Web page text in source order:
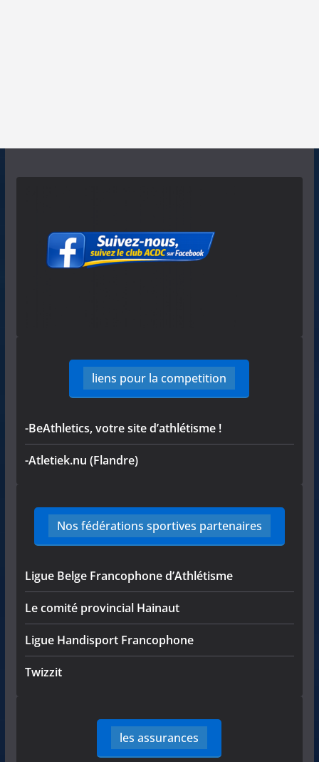
liens pour la competition
-BeAthletics, votre site d’athlétisme !
-Atletiek.nu (Flandre)
Nos fédérations sportives partenaires
Ligue Belge Francophone d’Athlétisme
Le comité provincial Hainaut
Ligue Handisport Francophone
Twizzit
les assurances